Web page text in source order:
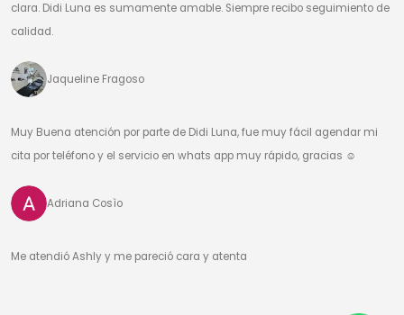
clara. Didi Luna es sumamente amable. Siempre recibo seguimiento de
calidad.
Jaqueline Fragoso
Muy Buena atención por parte de Didi Luna, fue muy fácil agendar mi
cita por teléfono y el servicio en whats app muy rápido, gracias ☺️
Adriana Cosìo
Me atendió Ashly y me pareció cara y atenta